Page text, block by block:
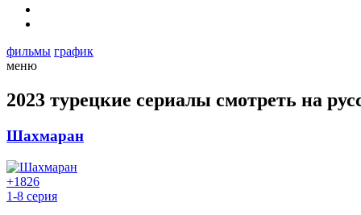
фильмы график
меню
2023 турецкие сериалы смотреть на
Шахмаран
+1826
1-8 серия